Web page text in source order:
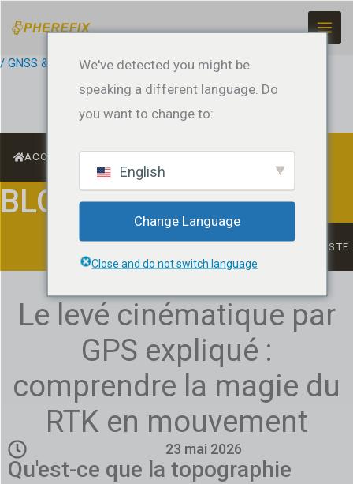
/ GNSS & RTK Basics/ Parjeffreyrtk@gmail.com
ACCUEIL
BLOG
LISTE
Le levé cinématique par
GPS expliqué :
comprendre la magie du
RTK en mouvement
23 mai 2026
Qu'est-ce que la topographie
We've detected you might be
speaking a different language. Do
you want to change to:
English
Change Language
Close and do not switch language